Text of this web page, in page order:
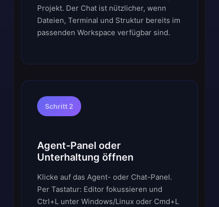
Projekt. Der Chat ist nützlicher, wenn
Dateien, Terminal und Struktur bereits im
passenden Workspace verfügbar sind.
Schritt 2
Agent-Panel oder
Unterhaltung öffnen
Klicke auf das Agent- oder Chat-Panel.
Per Tastatur: Editor fokussieren und
Ctrl+L unter Windows/Linux oder Cmd+L